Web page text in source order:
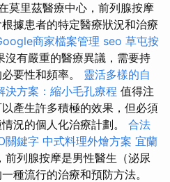
莫里茲醫療中心，前列腺按摩
據患者的特定醫療狀況和治療
商家檔案管理 seo 草屯按
沒有嚴重的醫療異議，需要持
要性和頻率。 靈活多樣的自
決方案：縮小毛孔療程 值得注
產生許多積極的效果，但必須
況的個人化治療計劃。 合法
關鍵字 中式料理外燴方案 宜蘭
前列腺按摩是男性醫生（泌尿
種流行的治療和預防方法。